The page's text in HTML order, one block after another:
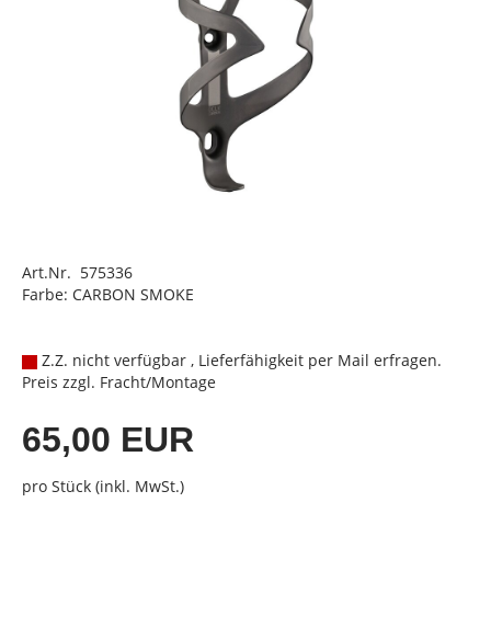
Art.Nr. 575336
Farbe: CARBON SMOKE
Z.Z. nicht verfügbar , Lieferfähigkeit per Mail erfragen.
Preis zzgl. Fracht/Montage
65,00 EUR
pro Stück (inkl. MwSt.)